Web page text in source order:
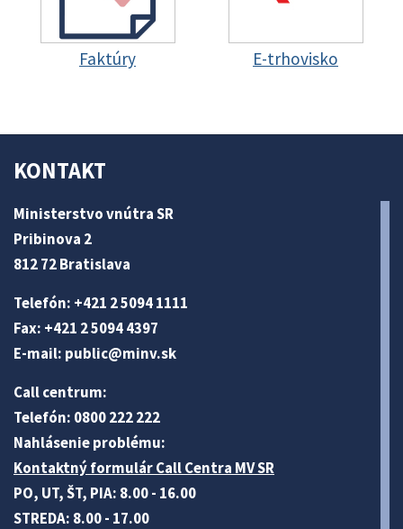
Faktúry E-trhovisko
KONTAKT
Ministerstvo vnútra SR
Pribinova 2
812 72 Bratislava
Telefón: +421 2 5094 1111
Fax: +421 2 5094 4397
E-mail: public@minv.sk
Call centrum:
Telefón: 0800 222 222
Nahlásenie problému:
Kontaktný formulár Call Centra MV SR
PO, UT, ŠT, PIA: 8.00 - 16.00
STREDA: 8.00 - 17.00